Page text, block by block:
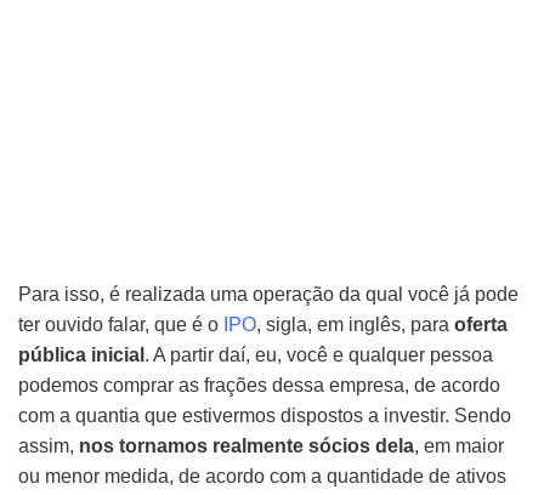
Para isso, é realizada uma operação da qual você já pode
ter ouvido falar, que é o IPO, sigla, em inglês, para oferta
pública inicial . A partir daí, eu, você e qualquer pessoa
podemos comprar as frações dessa empresa, de acordo
com a quantia que estivermos dispostos a investir. Sendo
assim, nos tornamos realmente sócios dela, em maior
ou menor medida, de acordo com a quantidade de ativos